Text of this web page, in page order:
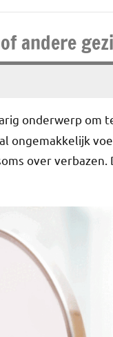
andere
onderwerp om
ongemakkelijk
over